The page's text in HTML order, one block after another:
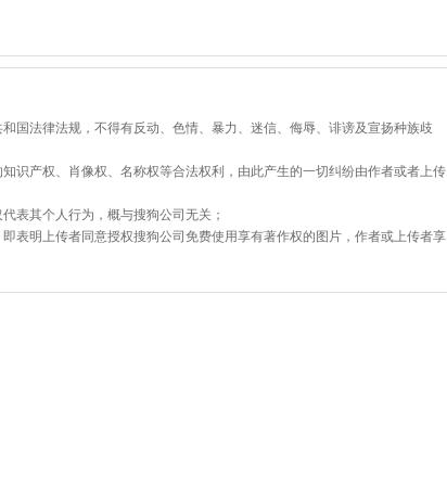
国法律法规，不得有反动、色情、暴力、迷信、侮辱、诽谤及宣扬种族歧
识产权、肖像权、名称权等合法权利，由此产生的一切纠纷由作者或者上传
表其个人行为，概与搜狗公司无关；
表明上传者同意授权搜狗公司免费使用享有著作权的图片，作者或上传者享